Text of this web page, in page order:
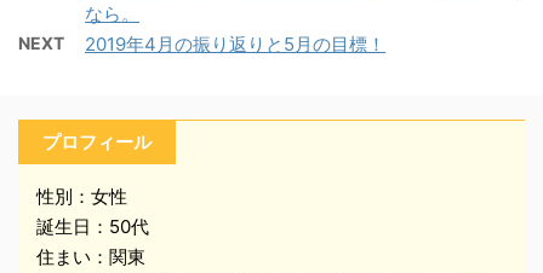
なら。
NEXT 2019年4月の振り返りと5月の目標！
プロフィール
性別：女性
誕生日：50代
住まい：関東